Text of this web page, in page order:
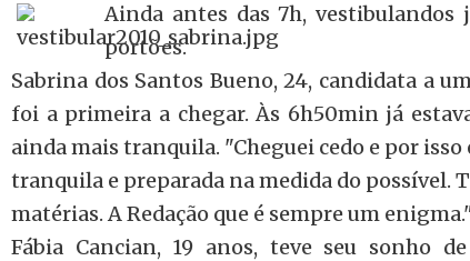
Ainda antes das 7h, vestibulandos
portões.
Sabrina dos Santos Bueno, 24, candidata a
foi a primeira a chegar. Às 6h50min já
ainda mais tranquila. "Cheguei cedo e por isso
tranquila e preparada na medida do possível.
matérias. A Redação que é sempre um
Fábia Cancian, 19 anos, teve seu sonho